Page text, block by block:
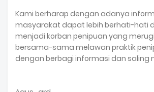
Kami berharap dengan adanya
masyarakat dapat lebih berhati-hati
menjadi korban penipuan yang
bersama-sama melawan praktik
dengan berbagi informasi dan saling